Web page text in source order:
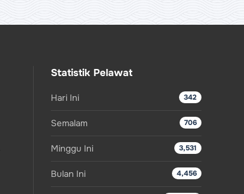
Statistik Pelawat
Hari Ini 342
Semalam 706
Minggu Ini 3,531
Bulan Ini 4,456